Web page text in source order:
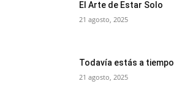
El Arte de Estar Solo
21 agosto, 2025
Todavía estás a tiempo
21 agosto, 2025